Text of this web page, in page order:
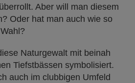
Aber will man diesem
Oder hat man auch wie so
Naturgewalt mit beinah
Tiefstbässen symbolisiert.
auch im clubbigen Umfeld